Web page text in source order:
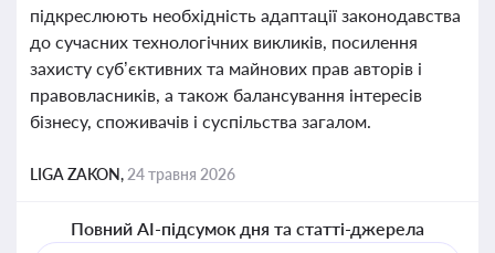
підкреслюють необхідність адаптації законодавства
до сучасних технологічних викликів, посилення
захисту суб’єктивних та майнових прав авторів і
правовласників, а також балансування інтересів
бізнесу, споживачів і суспільства загалом.
LIGA ZAKON, 24 травня 2026
Повний AI-підсумок дня та статті-джерела